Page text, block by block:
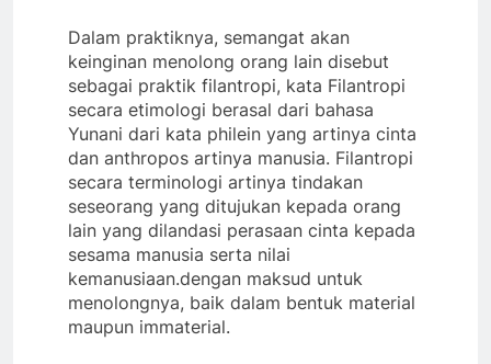
Dalam praktiknya, semangat akan
keinginan menolong orang lain disebut
sebagai praktik filantropi, kata Filantropi
secara etimologi berasal dari bahasa
Yunani dari kata philein yang artinya cinta
dan anthropos artinya manusia. Filantropi
secara terminologi artinya tindakan
seseorang yang ditujukan kepada orang
lain yang dilandasi perasaan cinta kepada
sesama manusia serta nilai
kemanusiaan.dengan maksud untuk
menolongnya, baik dalam bentuk material
maupun immaterial.